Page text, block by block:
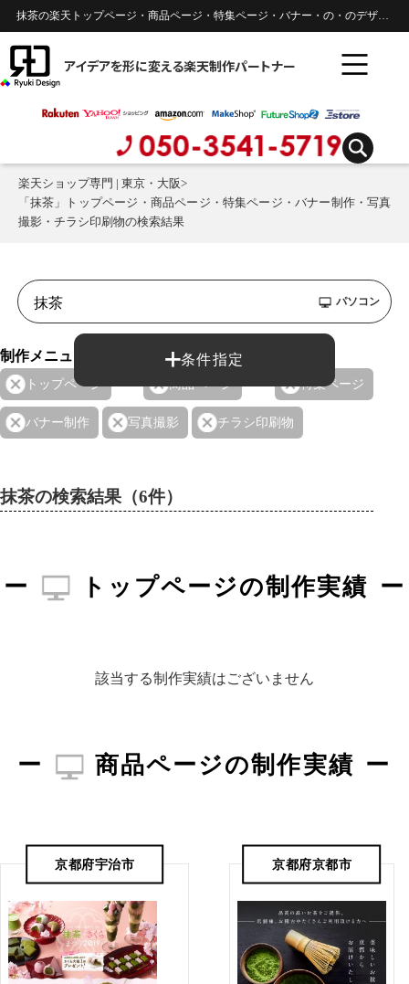
抹茶の楽天トップページ・商品ページ・特集ページ・バナー・の・のデザイン制作実績 |
アイデアを形に変える楽天制作パートナー
楽天ショップ専門 | 東京・大阪>
「抹茶」トップページ・商品ページ・特集ページ・バナー制作・写真
撮影・チラシ印刷物の検索結果
条件指定
パソコン
制作メニュー：
トップページ 商品ページ 特集ページ
バナー制作 写真撮影 チラシ印刷物
抹茶の検索結果（6件）
トップページの制作実績
該当する制作実績はございません
商品ページの制作実績
京都府宇治市 京都府京都市